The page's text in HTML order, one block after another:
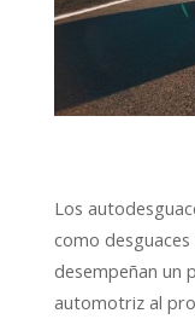
Los
como
desempeñan un
automotriz al